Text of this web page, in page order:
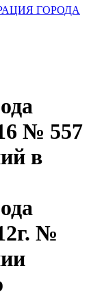
ГОРОДА
№ 557
в
№